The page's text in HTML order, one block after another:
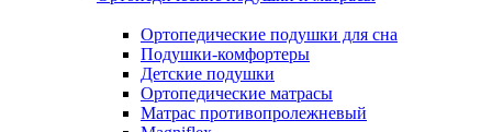
Ортопедические подушки для сна
Подушки-комфортеры
Детские подушки
Ортопедические матрасы
Матрас противопролежневый